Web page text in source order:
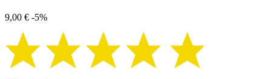
9,00 € -5%